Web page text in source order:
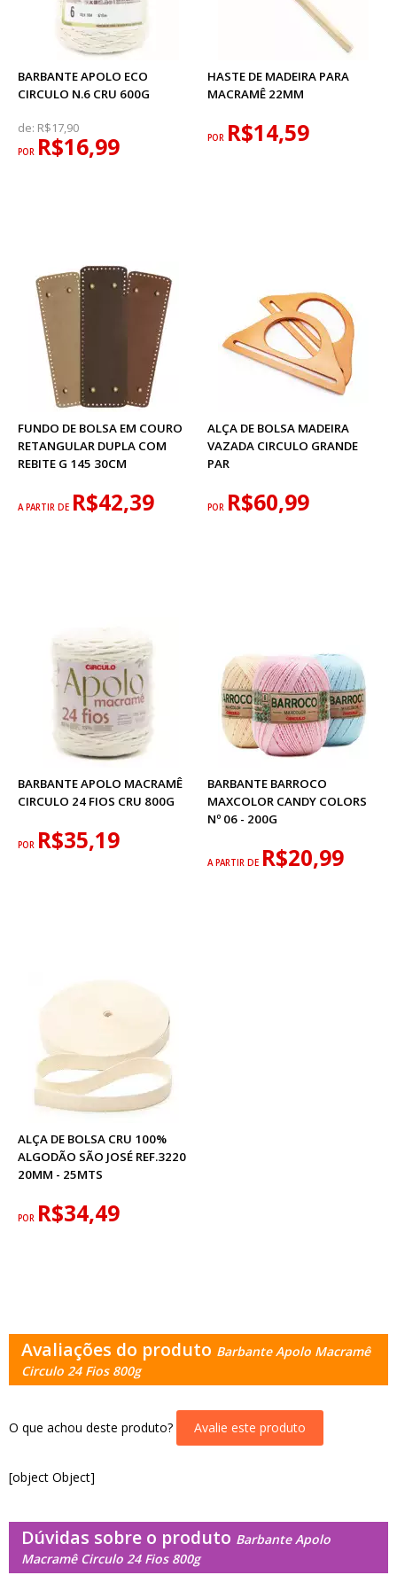
BARBANTE APOLO ECO
CIRCULO N.6 CRU 600G
de: R$17,90
POR R$16,99
HASTE DE MADEIRA PARA
MACRAMÊ 22MM
POR R$14,59
FUNDO DE BOLSA EM COURO
RETANGULAR DUPLA COM
REBITE G 145 30CM
A PARTIR DE R$42,39
ALÇA DE BOLSA MADEIRA
VAZADA CIRCULO GRANDE
PAR
POR R$60,99
BARBANTE APOLO MACRAMÊ
CIRCULO 24 FIOS CRU 800G
POR R$35,19
BARBANTE BARROCO
MAXCOLOR CANDY COLORS
Nº 06 - 200G
A PARTIR DE R$20,99
ALÇA DE BOLSA CRU 100%
ALGODÃO SÃO JOSÉ REF.3220
20MM - 25MTS
POR R$34,49
Avaliações do produto Barbante Apolo Macramê
Circulo 24 Fios 800g
O que achou deste produto? Avalie este produto
[object Object]
Dúvidas sobre o produto Barbante Apolo
Macramê Circulo 24 Fios 800g